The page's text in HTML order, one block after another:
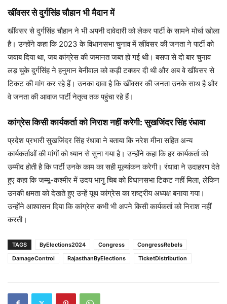
खींवसर से दुर्गसिंह चौहान भी मैदान में
खींवसर से दुर्गसिंह चौहान ने भी अपनी दावेदारी को लेकर पार्टी के सामने मोर्चा खोला
है। उन्होंने कहा कि 2023 के विधानसभा चुनाव में खींवसर की जनता ने पार्टी को
जवाब दिया था, जब कांग्रेस की जमानत जब्त हो गई थी। बसपा से दो बार चुनाव
लड़ चुके दुर्गसिंह ने हनुमान बेनीवाल को कड़ी टक्कर दी थी और अब वे खींवसर से
टिकट की मांग कर रहे हैं। उनका दावा है कि खींवसर की जनता उनके साथ है और
वे जनता की आवाज पार्टी नेतृत्व तक पहुंचा रहे हैं।
कांग्रेस किसी कार्यकर्ता को निराश नहीं करेगी: सुखजिंदर सिंह रंधावा
प्रदेश प्रभारी सुखजिंदर सिंह रंधावा ने बताया कि नरेश मीना सहित अन्य
कार्यकर्ताओं की मांगों को ध्यान से सुना गया है। उन्होंने कहा कि हर कार्यकर्ता को
उम्मीद होती है कि पार्टी उनके काम का सही मूल्यांकन करेगी। रंधावा ने उदाहरण देते
हुए कहा कि जम्मू-कश्मीर में उदय भानु चिब को विधानसभा टिकट नहीं मिला, लेकिन
उनकी क्षमता को देखते हुए उन्हें यूथ कांग्रेस का राष्ट्रीय अध्यक्ष बनाया गया।
उन्होंने आश्वासन दिया कि कांग्रेस कभी भी अपने किसी कार्यकर्ता को निराश नहीं
करती।
TAGS ByElections2024 Congress
CongressRebels
DamageControl
RajasthanByElections TicketDistribution